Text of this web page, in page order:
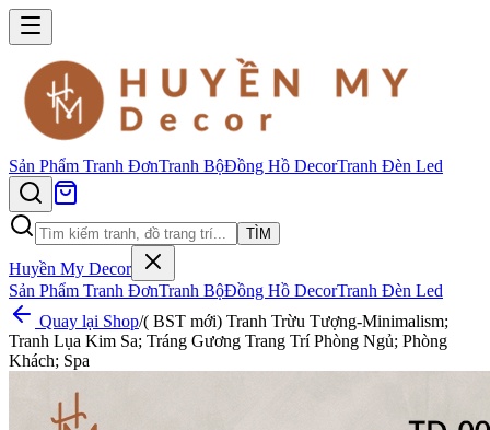
Sản Phẩm Tranh ĐơnTranh BộĐồng Hồ DecorTranh Đèn Led
TÌM
Huyền My Decor
Sản Phẩm Tranh ĐơnTranh BộĐồng Hồ DecorTranh Đèn Led
Quay lại Shop/( BST mới) Tranh Trừu Tượng-Minimalism;
Tranh Lụa Kim Sa; Tráng Gương Trang Trí Phòng Ngủ; Phòng
Khách; Spa